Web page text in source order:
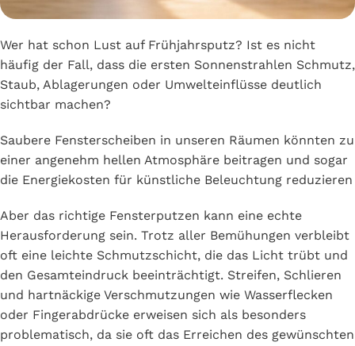
Wer hat schon Lust auf Frühjahrsputz? Ist es nicht
häufig der Fall, dass die ersten Sonnenstrahlen Schmutz,
Staub, Ablagerungen oder Umwelteinflüsse deutlich
sichtbar machen?
Saubere Fensterscheiben in unseren Räumen könnten zu
einer angenehm hellen Atmosphäre beitragen und sogar
die Energiekosten für künstliche Beleuchtung reduzieren
Aber das richtige Fensterputzen kann eine echte
Herausforderung sein. Trotz aller Bemühungen verbleibt
oft eine leichte Schmutzschicht, die das Licht trübt und
den Gesamteindruck beeinträchtigt. Streifen, Schlieren
und hartnäckige Verschmutzungen wie Wasserflecken
oder Fingerabdrücke erweisen sich als besonders
problematisch, da sie oft das Erreichen des gewünschten